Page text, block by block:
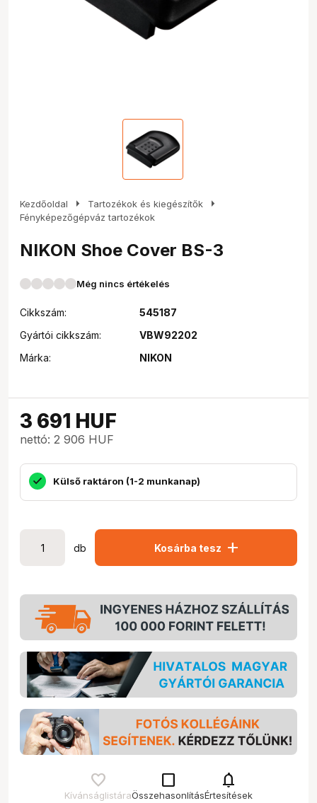
Kezdőoldal arrow_right Tartozékok és kiegészítők arrow_right
Fényképezőgépváz tartozékok
NIKON Shoe Cover BS-3
Még nincs értékelés
Cikkszám:
545187
Gyártói cikkszám:
VBW92202
Márka:
NIKON
3 691 HUF
nettó: 2 906 HUF
Külső raktáron (1-2 munkanap)
db Kosárba tesz add
Kívánságlistára
check_box_outline_blank
Összehasonlítás
notifications
Értesítések